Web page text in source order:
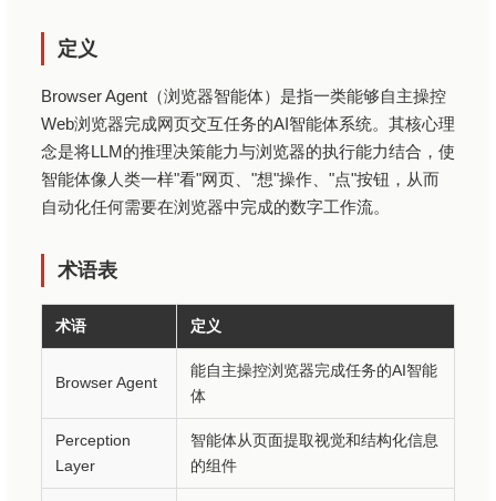
定义
Browser Agent（浏览器智能体）是指一类能够自主操控
Web浏览器完成网页交互任务的AI智能体系统。其核心理
念是将LLM的推理决策能力与浏览器的执行能力结合，使
智能体像人类一样"看"网页、"想"操作、"点"按钮，从而
自动化任何需要在浏览器中完成的数字工作流。
术语表
术语 定义
Browser Agent
能自主操控浏览器完成任务的AI智能
体
Perception
Layer
智能体从页面提取视觉和结构化信息
的组件